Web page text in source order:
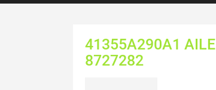
41355A290A1
8727282